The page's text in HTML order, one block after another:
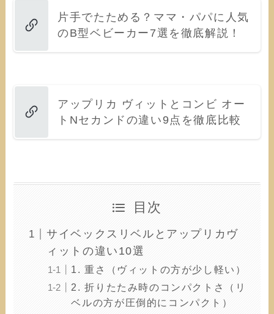
片手でたためる？ママ・パパに人気
のB型ベビーカー7選を徹底解説！
アップリカ ヴィットとコンビ オー
トNセカンドの違い9点を徹底比較
目次
サイベックスリベルとアップリカヴ
ィットの違い10選
1. 重さ（ヴィットの方が少し軽い）
2. 折りたたみ時のコンパクトさ（リ
ベルの方が圧倒的にコンパクト）